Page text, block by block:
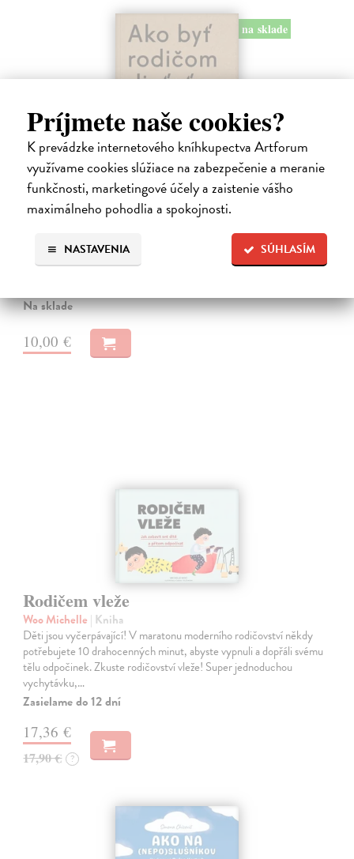
Príjmete naše cookies?
K prevádzke internetového kníhkupectva Artforum
využívame cookies slúžiace na zabezpečenie a meranie
funkčnosti, marketingové účely a zaistenie vášho
maximálneho pohodlia a spokojnosti.
SÚHLASÍM
NASTAVENIA
na sklade
Ako byť rodičom dieťaťa s FASD
Jedna z mála kníh o poruchách fetálneho alkoholového spektra v
slovenskom jazyku. Kniha nielen jasne a zrozumiteľne popisuje
problematiku FASD, ale ponúka aj konkrétne rady pri výchove detí s
Na sklade
10,00 €
Rodičem vleže
Woo Michelle | Kniha
Děti jsou vyčerpávající! V maratonu moderního rodičovství někdy
potřebujete 10 drahocenných minut, abyste vypnuli a dopřáli svému
tělu odpočinek. Zkuste rodičovství vleže! Super jednoduchou
vychytávku,…
Zasielame do 12 dní
17,36 €
17,90 € ?